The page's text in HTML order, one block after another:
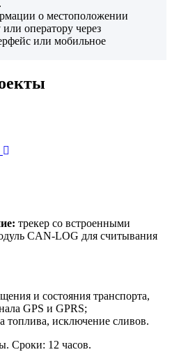
о местоположении
оператору через
или мобильное
трекер со встроенными
CAN-LOG для считывания
и состояния транспорта,
GPS и GPRS;
топлива, исключение сливов.
Сроки: 12 часов.